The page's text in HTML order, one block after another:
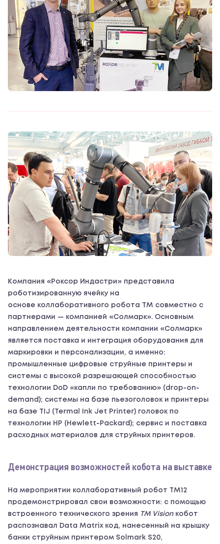
Компания «Роксор Индастри» представила
роботизированную ячейку на
основе коллаборативного робота ТМ совместно с
партнерами — компанией «Солмарк». Основным
направлением деятельности компании «Солмарк»
является поставка и интеграция оборудования для
маркировки и персонализации, а именно:
промышленные цифровые струйные принтеры и
системы с высокой разрешающей способностью
технологии DoD «капли по требованию» (drop-on-
demand); системы на базе пьезоголовок и принтеры
на базе TIJ (Termal Ink Jet Printer) головок по
технологии НР (Hewlett-Packard); сервис и поставка
расходных материалов для струйных принтеров.
Демонстрация возможностей кобота на выставке
На мероприятии коллаборативный робот ТМ12
продемонстрировал свои возможности: с помощью
встроенного технического зрения
TM Visionкобот
распознавал Data Matrix код, нанесенный на крышку
банки струйным принтером Solmark S20,